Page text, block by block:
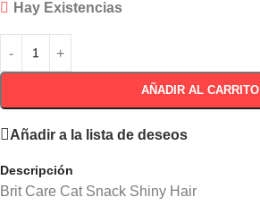
Hay Existencias
AÑADIR AL CARRITO
Añadir a la lista de deseos
Descripción
Brit Care Cat Snack Shiny Hair